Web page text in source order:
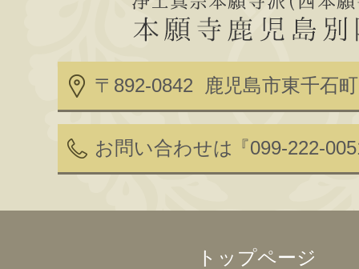
〒892-0842 鹿児島市東千石
お問い合わせは 『099-222-
トップページ